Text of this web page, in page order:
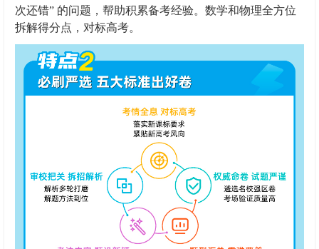
次还错” 的问题，帮助积累备考经验。数学和物理全方位
拆解得分点，对标高考。